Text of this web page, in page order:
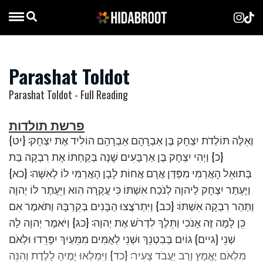
Parashat Toldot
Parashat Toldot - Full Reading
פרשת תולדות
{יט} וְאֵלֶּה תּוֹלְדֹת יִצְחָק בֶּן אַבְרָהָם אַבְרָהָם הוֹלִיד אֶת יִצְחָק:
{כ} וַיְהִי יִצְחָק בֶּן אַרְבָּעִים שָׁנָה בְּקַחְתּוֹ אֶת רִבְקָה בַּת
בְּתוּאֵל הָאֲרַמִּי מִפַּדַּן אֲרָם אֲחוֹת לָבָן הָאֲרַמִּי לוֹ לְאִשָּׁה: {כא}
וַיֶּעְתַּר יִצְחָק לַיהוָה לְנֹכַח אִשְׁתּוֹ כִּי עֲקָרָה הִוא וַיֵּעָתֶר לוֹ יְהוָה
וַתַּהַר רִבְקָה אִשְׁתּוֹ: {כב} וַיִּתְרֹצֲצוּ הַבָּנִים בְּקִרְבָּהּ וַתֹּאמֶר אִם
כֵּן לָמָּה זֶּה אָנֹכִי וַתֵּלֶךְ לִדְרֹשׁ אֶת יְהוָה: {כג} וַיֹּאמֶר יְהוָה לָהּ
שְׁנֵי (גיים) גוֹיִם בְּבִטְנֵךְ וּשְׁנֵי לְאֻמִּים מִמֵּעַיִךְ יִפָּרֵדוּ וּלְאֹם
מִלְאֹם יֶאֱמָץ וְרַב יַעֲבֹד צָעִיר: {כד} וַיִּמְלְאוּ יָמֶיהָ לָלֶדֶת וְהִנֵּה